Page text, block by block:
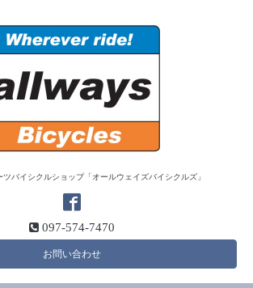
バイシクルショップ「オールウェイズバイシクルズ」
097-574-7470
お問い合わせ